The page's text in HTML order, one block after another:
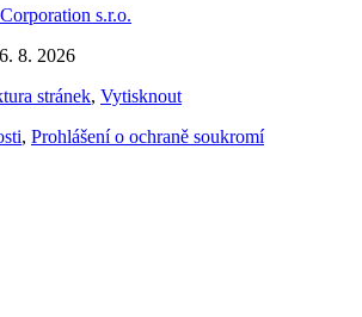
s.r.o.
8. 2026
stránek, Vytisknout
, Prohlášení o ochraně soukromí